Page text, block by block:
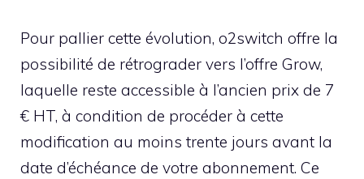
Pour pallier cette évolution, o2switch offre la
possibilité de rétrograder vers l’offre Grow,
laquelle reste accessible à l’ancien prix de 7
€ HT, à condition de procéder à cette
modification au moins trente jours avant la
date d’échéance de votre abonnement. Ce